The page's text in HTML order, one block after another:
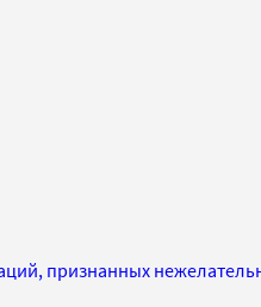
признанных